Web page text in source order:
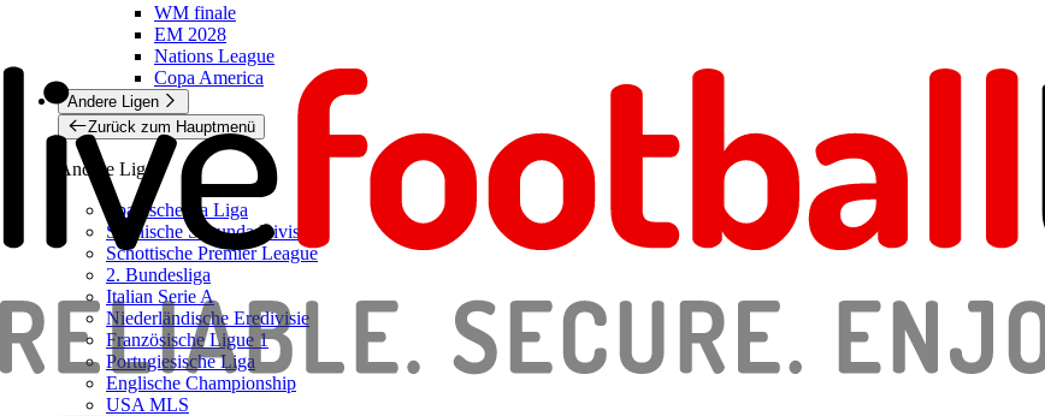
WM finale
EM 2028
Nations League
Copa America
Andere Ligen
Zurück zum Hauptmenü
Andere Ligen
Spanische La Liga
Spanische Segunda Division
Schottische Premier League
2. Bundesliga
Italian Serie A
Niederländische Eredivisie
Französische Ligue 1
Portugiesische Liga
Englische Championship
USA MLS